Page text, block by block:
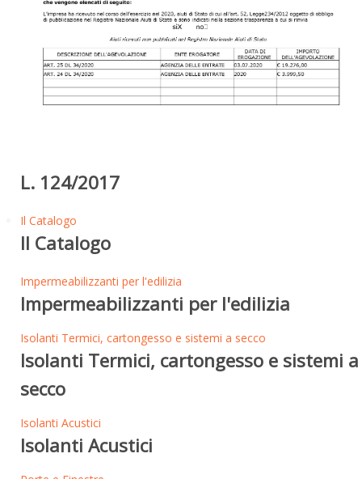
L. 124/2017
Il Catalogo
Il Catalogo
Impermeabilizzanti per l'edilizia
Impermeabilizzanti per l'edilizia
Isolanti Termici, cartongesso e sistemi a secco
Isolanti Termici, cartongesso e sistemi a
secco
Isolanti Acustici
Isolanti Acustici